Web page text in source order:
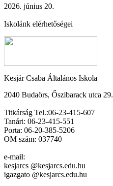
2026. június 20.
Iskolánk elérhetőségei
Kesjár Csaba Általános Iskola
2040 Budaörs, Őszibarack utca 29.
Titkárság Tel.:06-23-415-607
Tanári: 06-23-415-551
Porta: 06-20-385-5206
OM szám: 037740
e-mail:
kesjarcs @kesjarcs.edu.hu
igazgato @kesjarcs.edu.hu